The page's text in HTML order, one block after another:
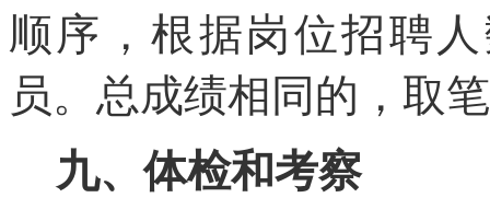
顺序，根据岗位招聘
员。总成绩相同的，取
九、体检和考察